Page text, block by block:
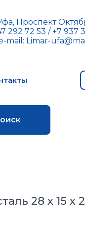
Проспект
292 72 53 /+7 937
mail: Limar-
28 x 15 x